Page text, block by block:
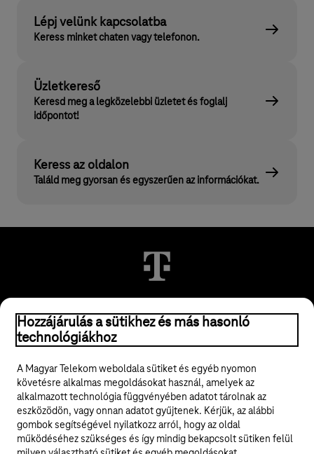
Lépj velünk kapcsolatba
Keress minket chaten vagy telefonon.
Üzletkereső
Keresd meg a legközelebbi üzletet és foglalj
időpontot!
Keress az oldalon
Találd meg gyorsan és egyszerűen az információkat.
© 2026 Magyar Telekom Nyrt.
ÁSZF
Adatvédelem
Hozzájárulás a sütikhez és más hasonló
technológiákhoz
A Magyar Telekom weboldala sütiket és egyéb nyomon
követésre alkalmas megoldásokat használ, amelyek az
alkalmazott technológia függvényében adatot tárolnak az
eszközödön, vagy onnan adatot gyűjtenek. Kérjük, az alábbi
gombok segítségével nyilatkozz arról, hogy az oldal
működéséhez szükséges és így mindig bekapcsolt sütiken felül